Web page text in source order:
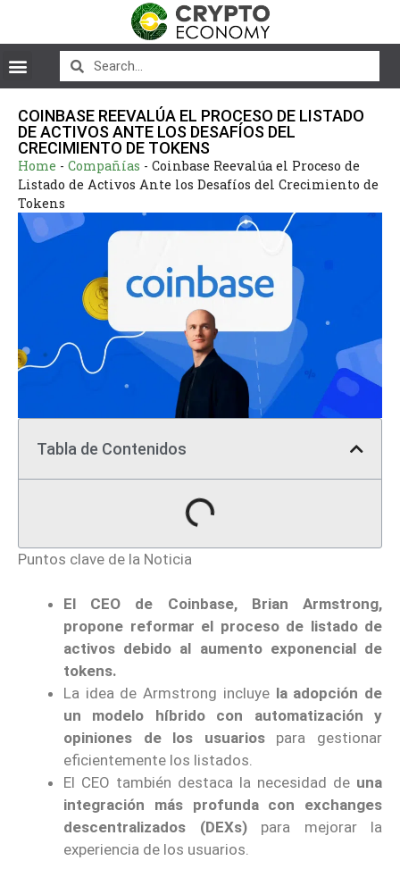
COINBASE REEVALÚA EL PROCESO DE LISTADO
DE ACTIVOS ANTE LOS DESAFÍOS DEL
CRECIMIENTO DE TOKENS
Home - Compañías - Coinbase Reevalúa el Proceso de
Listado de Activos Ante los Desafíos del Crecimiento de
Tokens
Tabla de Contenidos
Puntos clave de la Noticia
El CEO de Coinbase, Brian Armstrong,
propone reformar el proceso de listado de
activos debido al aumento exponencial de
tokens.
La idea de Armstrong incluyela adopción de
un modelo híbrido con automatización y
opiniones de los usuariospara gestionar
eficientemente los listados.
El CEO también destaca la necesidad de una
integración más profunda con exchanges
descentralizados (DEXs)para mejorar la
experiencia de los usuarios.